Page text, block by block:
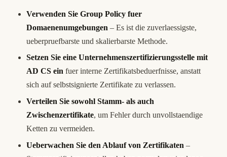
Verwenden Sie Group Policy fuer
Domaenenumgebungen – Es ist die zuverlaessigste,
ueberpruefbarste und skalierbarste Methode.
Setzen Sie eine Unternehmenszertifizierungsstelle mit
AD CS ein fuer interne Zertifikatsbeduerfnisse, anstatt
sich auf selbstsignierte Zertifikate zu verlassen.
Verteilen Sie sowohl Stamm- als auch
Zwischenzertifikate, um Fehler durch unvollstaendige
Ketten zu vermeiden.
Ueberwachen Sie den Ablauf von Zertifikaten –